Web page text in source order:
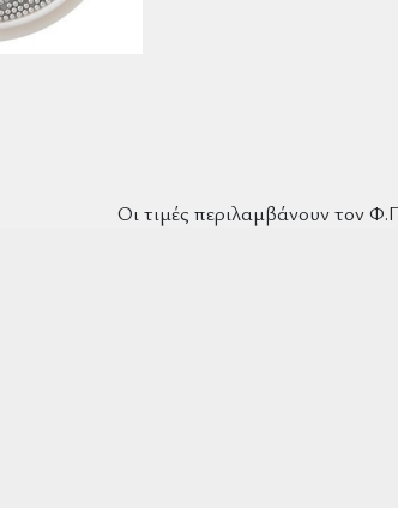
Οι τιμές περιλαμβάνουν τον